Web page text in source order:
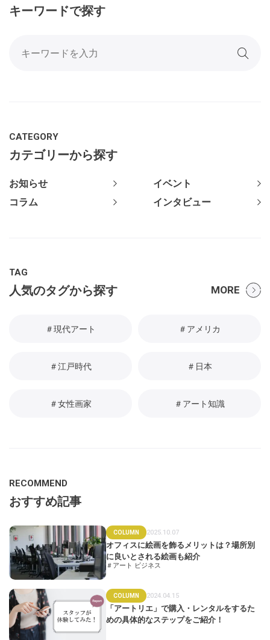
キーワードで探す
CATEGORY
カテゴリーから探す
お知らせ
イベント
コラム
インタビュー
TAG
人気のタグから探す MORE
＃現代アート ＃アメリカ
＃江戸時代 ＃日本
＃女性画家 ＃アート知識
RECOMMEND
おすすめ記事
COLUMN 2025.10.07
オフィスに絵画を飾るメリットは？場所別
に良いとされる絵画も紹介
＃アート ビジネス
COLUMN 2024.04.15
「アートリエ」で購入・レンタルをするた
めの具体的なステップをご紹介！